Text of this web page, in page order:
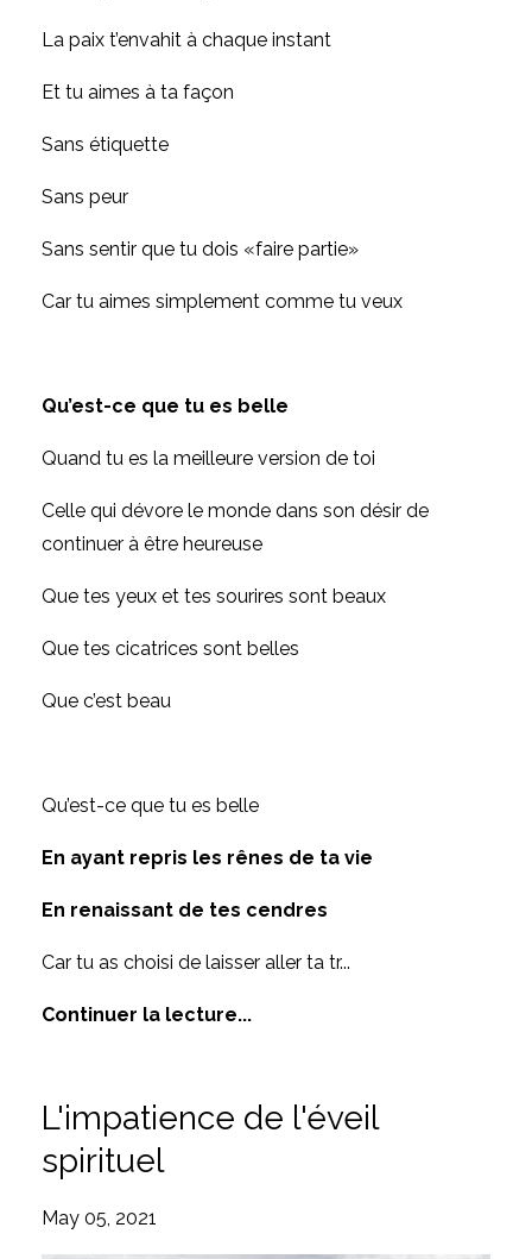
La paix t’envahit à chaque instant
Et tu aimes à ta façon
Sans étiquette
Sans peur
Sans sentir que tu dois «faire partie»
Car tu aimes simplement comme tu veux
Qu’est-ce que tu es belle
Quand tu es la meilleure version de toi
Celle qui dévore le monde dans son désir de
continuer à être heureuse
Que tes yeux et tes sourires sont beaux
Que tes cicatrices sont belles
Que c’est beau
Qu’est-ce que tu es belle
En ayant repris les rênes de ta vie
En renaissant de tes cendres
Car tu as choisi de laisser aller ta tr...
Continuer la lecture...
L'impatience de l'éveil
spirituel
May 05, 2021